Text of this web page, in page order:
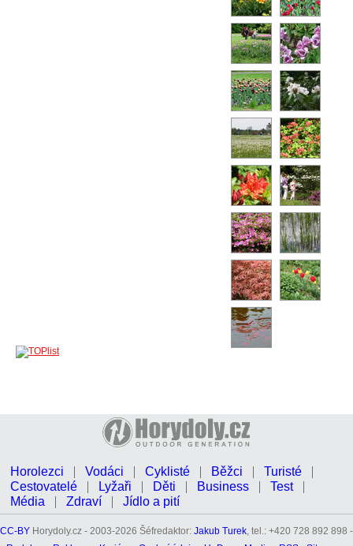
Horolezci Vodáci Cyklisté Běžci
Turisté
Cestovatelé
Lyžaři Děti Business
Test
Média
Zdraví Jídlo a pití
CC-BY Horydoly.cz - 2003-2026 Šéfredaktor: Jakub Turek, tel.: +420 728 892 898 -